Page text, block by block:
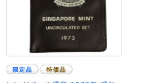
限定品 特価品